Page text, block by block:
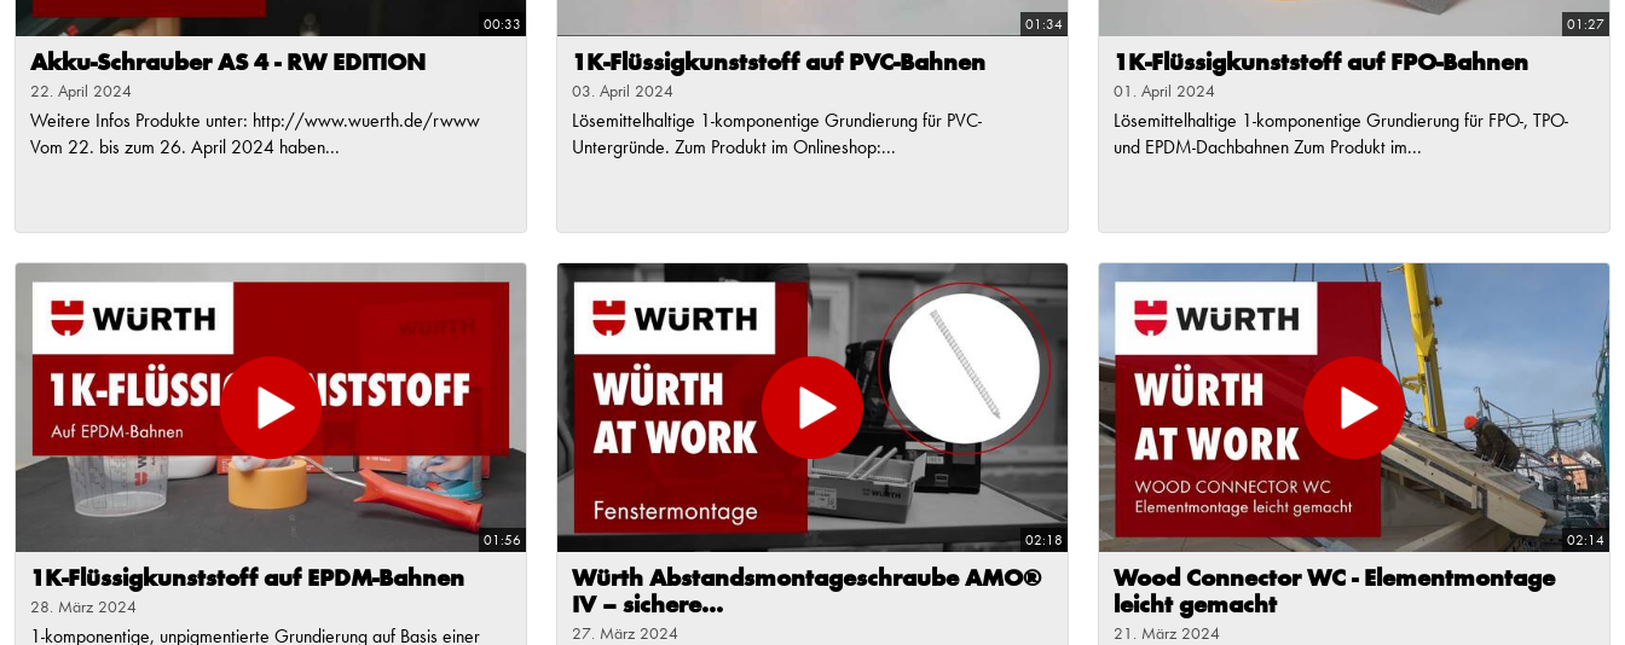
00:33
Akku-Schrauber AS 4 - RW EDITION
22. April 2024
Weitere Infos Produkte unter: http://www.wuerth.de/rwww
Vom 22. bis zum 26. April 2024 haben...
01:34
1K-Flüssigkunststoff auf PVC-Bahnen
03. April 2024
Lösemittelhaltige 1-komponentige Grundierung für PVC-
Untergründe. Zum Produkt im Onlineshop:...
01:27
1K-Flüssigkunststoff auf FPO-Bahnen
01. April 2024
Lösemittelhaltige 1-komponentige Grundierung für FPO-, TPO-
und EPDM-Dachbahnen Zum Produkt im...
01:56
1K-Flüssigkunststoff auf EPDM-Bahnen
28. März 2024
1-komponentige, unpigmentierte Grundierung auf Basis einer
02:18
Würth Abstandsmontageschraube AMO®
IV – sichere...
27. März 2024
02:14
Wood Connector WC - Elementmontage
leicht gemacht
21. März 2024